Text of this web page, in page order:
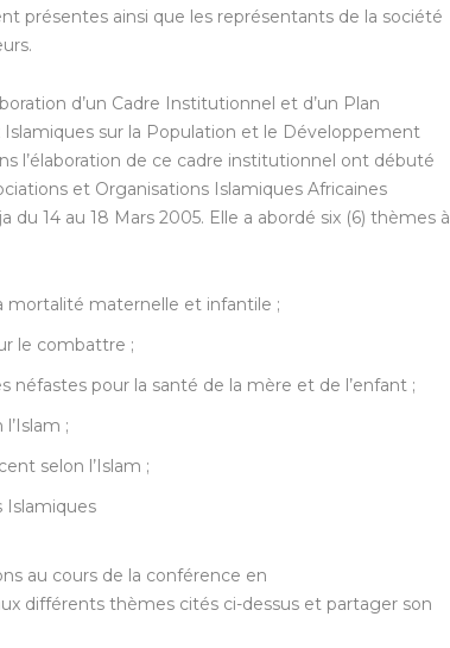
présentes ainsi que les représentants de la société
d’un Cadre Institutionnel et d’un Plan
sur la Population et le Développement
l’élaboration de ce cadre institutionnel ont débuté
et Organisations Islamiques Africaines
14 au 18 Mars 2005. Elle a abordé six (6) thèmes à
mortalité maternelle et infantile ;
le combattre ;
pour la santé de la mère et de l’enfant ;
;
selon l’Islam ;
Islamiques
au cours de la conférence en
différents thèmes cités ci-dessus et partager son